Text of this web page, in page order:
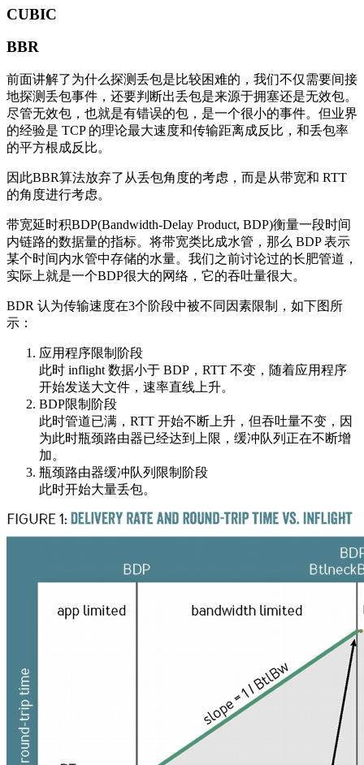
CUBIC
BBR
前面讲解了为什么探测丢包是比较困难的，我们不仅需要间接
地探测丢包事件，还要判断出丢包是来源于拥塞还是无效包。
尽管无效包，也就是有错误的包，是一个很小的事件。但业界
的经验是 TCP 的理论最大速度和传输距离成反比，和丢包率
的平方根成反比。
因此BBR算法放弃了从丢包角度的考虑，而是从带宽和 RTT
的角度进行考虑。
带宽延时积BDP(Bandwidth-Delay Product, BDP)衡量一段时间
内链路的数据量的指标。将带宽类比成水管，那么 BDP 表示
某个时间内水管中存储的水量。我们之前讨论过的长肥管道，
实际上就是一个BDP很大的网络，它的吞吐量很大。
BDR 认为传输速度在3个阶段中被不同因素限制，如下图所
示：
应用程序限制阶段
此时 inflight 数据小于 BDP，RTT 不变，随着应用程序
开始发送大文件，速率直线上升。
BDP限制阶段
此时管道已满，RTT 开始不断上升，但吞吐量不变，因
为此时瓶颈路由器已经达到上限，缓冲队列正在不断增
加。
瓶颈路由器缓冲队列限制阶段
此时开始大量丢包。